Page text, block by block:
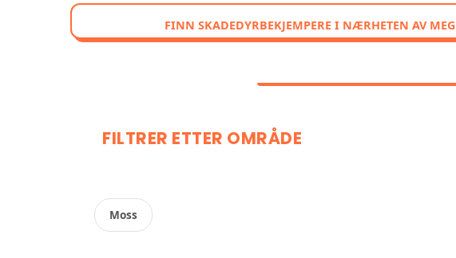
FINN SKADEDYRBEKJEMPERE I NÆRHETEN AV MEG
FILTRER ETTER OMRÅDE
Moss